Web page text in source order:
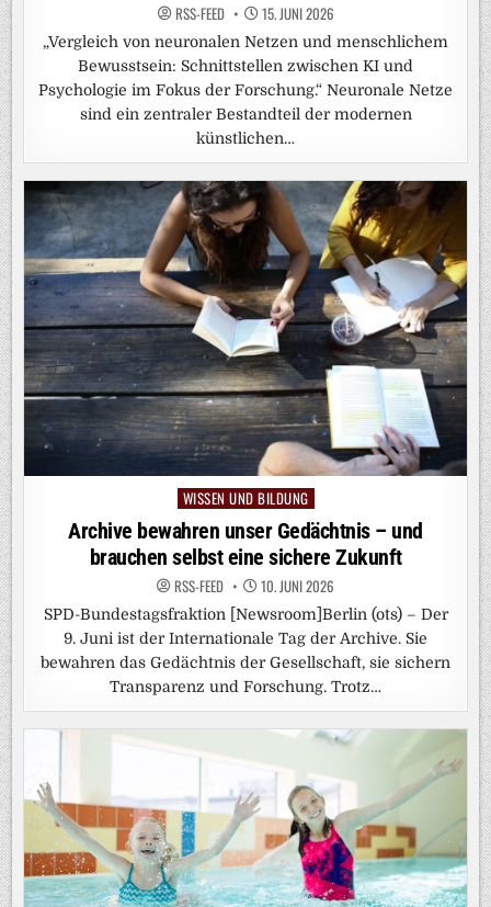
RSS-FEED 15. JUNI 2026
„Vergleich von neuronalen Netzen und menschlichem
Bewusstsein: Schnittstellen zwischen KI und
Psychologie im Fokus der Forschung.“ Neuronale Netze
sind ein zentraler Bestandteil der modernen
künstlichen…
Posted
in
WISSEN UND BILDUNG
Archive bewahren unser Gedächtnis – und
brauchen selbst eine sichere Zukunft
RSS-FEED 10. JUNI 2026
SPD-Bundestagsfraktion [Newsroom]Berlin (ots) – Der
9. Juni ist der Internationale Tag der Archive. Sie
bewahren das Gedächtnis der Gesellschaft, sie sichern
Transparenz und Forschung. Trotz…